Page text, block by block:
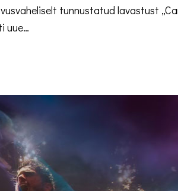
tunnustatud lavastust
uue…